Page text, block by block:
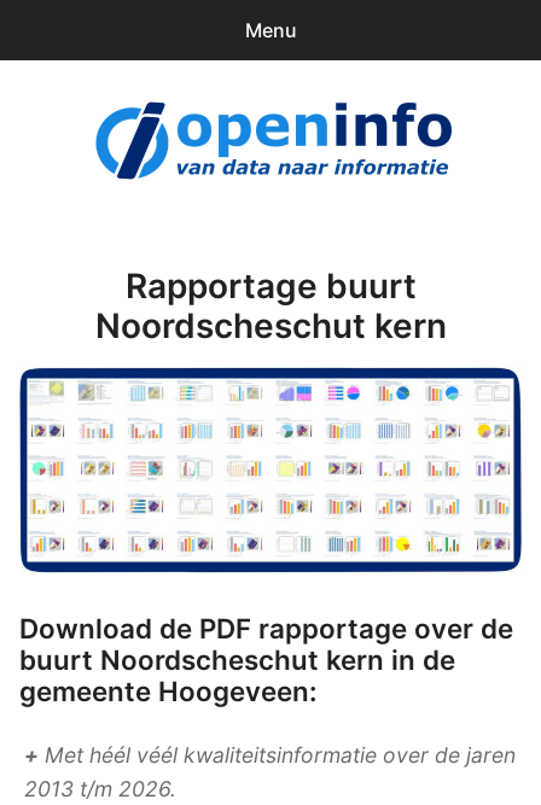
Menu
Downloads
Rapportage buurt
Noordscheschut kern
Download de PDF rapportage over de
buurt Noordscheschut kern in de
gemeente Hoogeveen:
+ Met héél véél kwaliteitsinformatie over de jaren
2013 t/m 2026.